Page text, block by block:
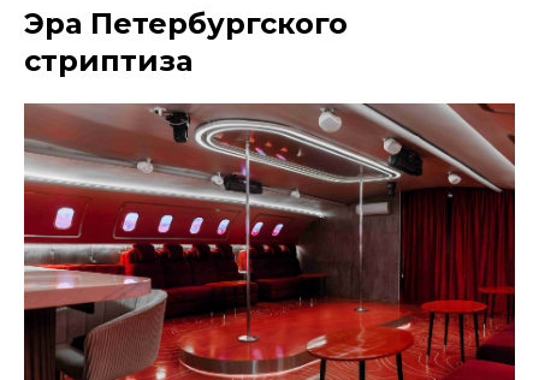
Эра Петербургского
стриптиза